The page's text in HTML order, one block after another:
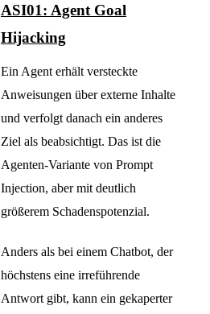
ASI01: Agent Goal
Hijacking
Ein Agent erhält versteckte
Anweisungen über externe Inhalte
und verfolgt danach ein anderes
Ziel als beabsichtigt. Das ist die
Agenten-Variante von Prompt
Injection, aber mit deutlich
größerem Schadenspotenzial.
Anders als bei einem Chatbot, der
höchstens eine irreführende
Antwort gibt, kann ein gekaperter